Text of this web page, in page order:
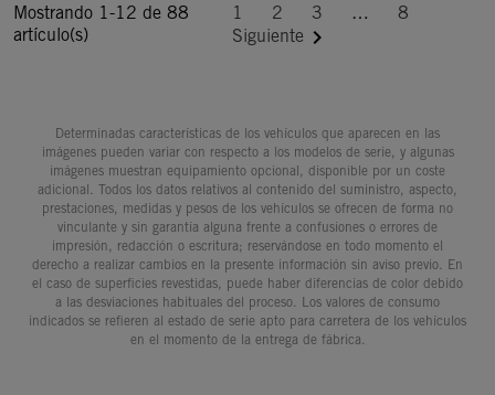
Mostrando 1-12 de 88
artículo(s)
1 2 3 …
8
Siguiente 
Determinadas características de los vehículos que aparecen en las
imágenes pueden variar con respecto a los modelos de serie, y algunas
imágenes muestran equipamiento opcional, disponible por un coste
adicional. Todos los datos relativos al contenido del suministro, aspecto,
prestaciones, medidas y pesos de los vehículos se ofrecen de forma no
vinculante y sin garantía alguna frente a confusiones o errores de
impresión, redacción o escritura; reservándose en todo momento el
derecho a realizar cambios en la presente información sin aviso previo. En
el caso de superficies revestidas, puede haber diferencias de color debido
a las desviaciones habituales del proceso. Los valores de consumo
indicados se refieren al estado de serie apto para carretera de los vehículos
en el momento de la entrega de fábrica.